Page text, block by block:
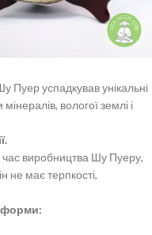
Пуер успадкував унікальні
вологої землі і
час виробництва Шу Пуеру,
не має терпкості,
форми: